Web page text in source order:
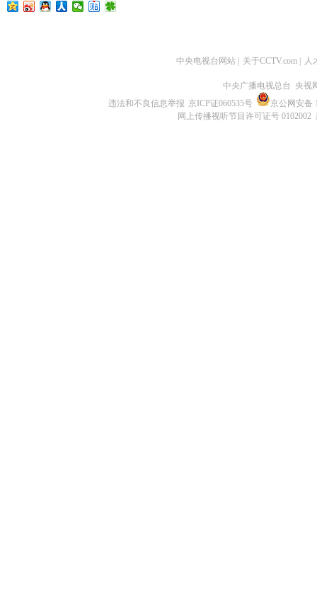
中央电视台网站 关于CCTV.com 人
中央广播电视总台 央视
违法和不良信息举报 京ICP证060535号
京公网安备
网上传播视听节目许可证号 0102002